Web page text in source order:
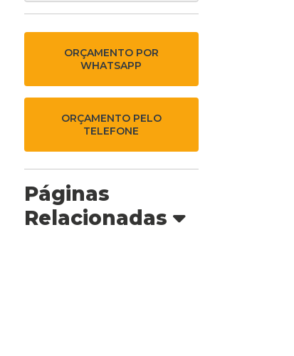
ORÇAMENTO POR
WHATSAPP
ORÇAMENTO PELO
TELEFONE
Páginas
Relacionadas